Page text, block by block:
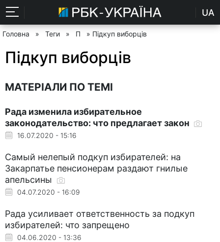
UA
Головна » Теги » П » Підкуп виборців
Підкуп виборців
МАТЕРІАЛИ ПО ТЕМІ
Рада изменила избирательное
законодательство: что предлагает закон
16.07.2020 - 15:16
Самый нелепый подкуп избирателей: на
Закарпатье пенсионерам раздают гнилые
апельсины
04.07.2020 - 16:09
Рада усиливает ответственность за подкуп
избирателей: что запрещено
04.06.2020 - 13:36